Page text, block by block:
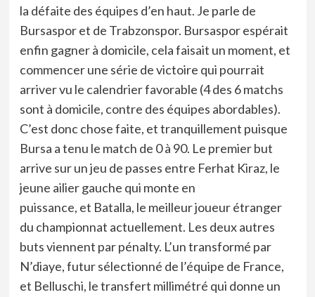
la défaite des équipes d’en haut. Je parle de
Bursaspor et de Trabzonspor. Bursaspor espérait
enfin gagner à domicile, cela faisait un moment, et
commencer une série de victoire qui pourrait
arriver vu le calendrier favorable (4 des 6 matchs
sont à domicile, contre des équipes abordables).
C’est donc chose faite, et tranquillement puisque
Bursa a tenu le match de 0 à 90. Le premier but
arrive sur un jeu de passes entre Ferhat Kiraz, le
jeune ailier gauche qui monte en
puissance, et Batalla, le meilleur joueur étranger
du championnat actuellement. Les deux autres
buts viennent par pénalty. L’un transformé par
N’diaye, futur sélectionné de l’équipe de France,
et Belluschi, le transfert millimétré qui donne un